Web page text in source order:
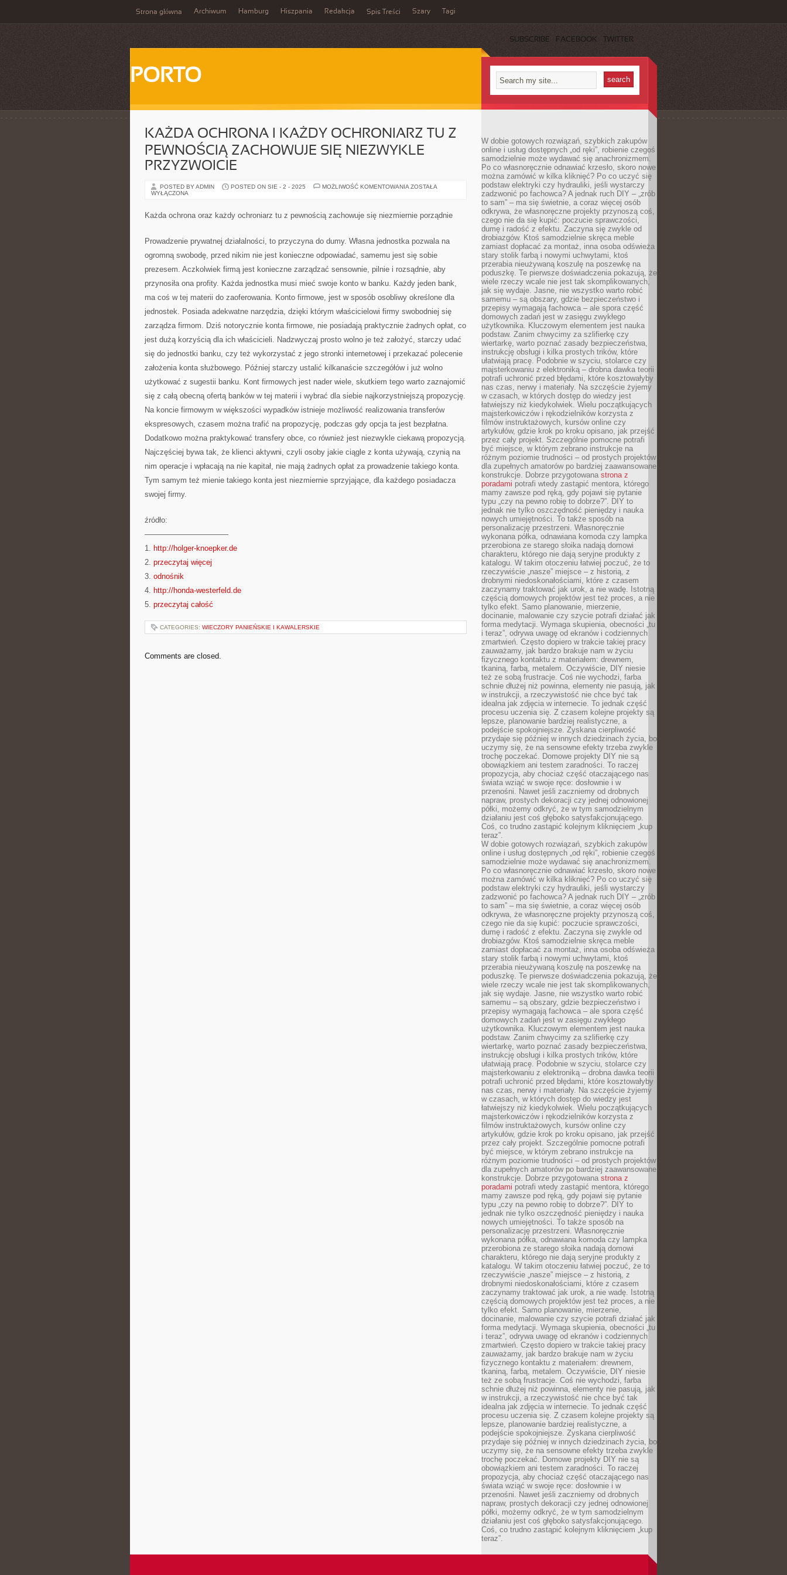
Strona główna Archiwum Hamburg Hiszpania Redakcja Spis Treści Szary Tagi
SUBSCRIBE FACEBOOK TWITTER
PORTO
KAŻDA OCHRONA I KAŻDY OCHRONIARZ TU Z
PEWNOŚCIĄ ZACHOWUJE SIĘ NIEZWYKLE
PRZYZWOICIE
POSTED BY ADMIN POSTED ON SIE - 2 - 2025 MOŻLIWOŚĆ KOMENTOWANIA KAŻDA
OCHRONIARZ
TU
ZACHOWUJE
SIĘ
PRZYZWOICIE
ZOSTAŁA
WYŁĄCZONA
Każda ochrona oraz każdy ochroniarz tu z pewnością zachowuje się niezmiernie porządnie
Prowadzenie prywatnej działalności, to przyczyna do dumy. Własna jednostka pozwala na
ogromną swobodę, przed nikim nie jest konieczne odpowiadać, samemu jest się sobie
prezesem. Aczkolwiek firmą jest konieczne zarządzać sensownie, pilnie i rozsądnie, aby
przynosiła ona profity. Każda jednostka musi mieć swoje konto w banku. Każdy jeden bank,
ma coś w tej materii do zaoferowania. Konto firmowe, jest w sposób osobliwy określone dla
jednostek. Posiada adekwatne narzędzia, dzięki którym właścicielowi firmy swobodniej się
zarządza firmom. Dziś notorycznie konta firmowe, nie posiadają praktycznie żadnych opłat, co
jest dużą korzyścią dla ich właścicieli. Nadzwyczaj prosto wolno je też założyć, starczy udać
się do jednostki banku, czy też wykorzystać z jego stronki internetowej i przekazać polecenie
założenia konta służbowego. Później starczy ustalić kilkanaście szczegółów i już wolno
użytkować z sugestii banku. Kont firmowych jest nader wiele, skutkiem tego warto zaznajomić
się z całą obecną ofertą banków w tej materii i wybrać dla siebie najkorzystniejszą propozycję.
Na koncie firmowym w większości wypadków istnieje możliwość realizowania transferów
ekspresowych, czasem można trafić na propozycję, podczas gdy opcja ta jest bezpłatna.
Dodatkowo można praktykować transfery obce, co również jest niezwykle ciekawą propozycją.
Najczęściej bywa tak, że klienci aktywni, czyli osoby jakie ciągle z konta używają, czynią na
nim operacje i wpłacają na nie kapitał, nie mają żadnych opłat za prowadzenie takiego konta.
Tym samym też mienie takiego konta jest niezmiernie sprzyjające, dla każdego posiadacza
swojej firmy.
źródło:
———————————
1. http://holger-knoepker.de
2. przeczytaj więcej
3. odnośnik
4. http://honda-westerfeld.de
5. przeczytaj całość
CATEGORIES: WIECZORY PANIEŃSKIE I KAWALERSKIE
Comments are closed.
W dobie gotowych rozwiązań, szybkich zakupów
online i usług dostępnych „od ręki”, robienie czegoś
samodzielnie może wydawać się anachronizmem.
Po co własnoręcznie odnawiać krzesło, skoro nowe
można zamówić w kilka kliknięć? Po co uczyć się
podstaw elektryki czy hydrauliki, jeśli wystarczy
zadzwonić po fachowca? A jednak ruch DIY – „zrób
to sam” – ma się świetnie, a coraz więcej osób
odkrywa, że własnoręczne projekty przynoszą coś,
czego nie da się kupić: poczucie sprawczości,
dumę i radość z efektu. Zaczyna się zwykle od
drobiazgów. Ktoś samodzielnie skręca meble
zamiast dopłacać za montaż, inna osoba odświeża
stary stolik farbą i nowymi uchwytami, ktoś
przerabia nieużywaną koszulę na poszewkę na
poduszkę. Te pierwsze doświadczenia pokazują, że
wiele rzeczy wcale nie jest tak skomplikowanych,
jak się wydaje. Jasne, nie wszystko warto robić
samemu – są obszary, gdzie bezpieczeństwo i
przepisy wymagają fachowca – ale spora część
domowych zadań jest w zasięgu zwykłego
użytkownika. Kluczowym elementem jest nauka
podstaw. Zanim chwycimy za szlifierkę czy
wiertarkę, warto poznać zasady bezpieczeństwa,
instrukcję obsługi i kilka prostych trików, które
ułatwiają pracę. Podobnie w szyciu, stolarce czy
majsterkowaniu z elektroniką – drobna dawka teorii
potrafi uchronić przed błędami, które kosztowałyby
nas czas, nerwy i materiały. Na szczęście żyjemy
w czasach, w których dostęp do wiedzy jest
łatwiejszy niż kiedykolwiek. Wielu początkujących
majsterkowiczów i rękodzielników korzysta z
filmów instruktażowych, kursów online czy
artykułów, gdzie krok po kroku opisano, jak przejść
przez cały projekt. Szczególnie pomocne potrafi
być miejsce, w którym zebrano instrukcje na
różnym poziomie trudności – od prostych projektów
dla zupełnych amatorów po bardziej zaawansowane
konstrukcje. Dobrze przygotowana strona z
poradami potrafi wtedy zastąpić mentora, którego
mamy zawsze pod ręką, gdy pojawi się pytanie
typu „czy na pewno robię to dobrze?”. DIY to
jednak nie tylko oszczędność pieniędzy i nauka
nowych umiejętności. To także sposób na
personalizację przestrzeni. Własnoręcznie
wykonana półka, odnawiana komoda czy lampka
przerobiona ze starego słoika nadają domowi
charakteru, którego nie dają seryjne produkty z
katalogu. W takim otoczeniu łatwiej poczuć, że to
rzeczywiście „nasze” miejsce – z historią, z
drobnymi niedoskonałościami, które z czasem
zaczynamy traktować jak urok, a nie wadę. Istotną
częścią domowych projektów jest też proces, a nie
tylko efekt. Samo planowanie, mierzenie,
docinanie, malowanie czy szycie potrafi działać jak
forma medytacji. Wymaga skupienia, obecności „tu
i teraz”, odrywa uwagę od ekranów i codziennych
zmartwień. Często dopiero w trakcie takiej pracy
zauważamy, jak bardzo brakuje nam w życiu
fizycznego kontaktu z materiałem: drewnem,
tkaniną, farbą, metalem. Oczywiście, DIY niesie
też ze sobą frustracje. Coś nie wychodzi, farba
schnie dłużej niż powinna, elementy nie pasują, jak
w instrukcji, a rzeczywistość nie chce być tak
idealna jak zdjęcia w internecie. To jednak część
procesu uczenia się. Z czasem kolejne projekty są
lepsze, planowanie bardziej realistyczne, a
podejście spokojniejsze. Zyskana cierpliwość
przydaje się później w innych dziedzinach życia, bo
uczymy się, że na sensowne efekty trzeba zwykle
trochę poczekać. Domowe projekty DIY nie są
obowiązkiem ani testem zaradności. To raczej
propozycja, aby chociaż część otaczającego nas
świata wziąć w swoje ręce: dosłownie i w
przenośni. Nawet jeśli zaczniemy od drobnych
napraw, prostych dekoracji czy jednej odnowionej
półki, możemy odkryć, że w tym samodzielnym
działaniu jest coś głęboko satysfakcjonującego.
Coś, co trudno zastąpić kolejnym kliknięciem „kup
teraz”.
W dobie gotowych rozwiązań, szybkich zakupów
online i usług dostępnych „od ręki”, robienie czegoś
samodzielnie może wydawać się anachronizmem.
Po co własnoręcznie odnawiać krzesło, skoro nowe
można zamówić w kilka kliknięć? Po co uczyć się
podstaw elektryki czy hydrauliki, jeśli wystarczy
zadzwonić po fachowca? A jednak ruch DIY – „zrób
to sam” – ma się świetnie, a coraz więcej osób
odkrywa, że własnoręczne projekty przynoszą coś,
czego nie da się kupić: poczucie sprawczości,
dumę i radość z efektu. Zaczyna się zwykle od
drobiazgów. Ktoś samodzielnie skręca meble
zamiast dopłacać za montaż, inna osoba odświeża
stary stolik farbą i nowymi uchwytami, ktoś
przerabia nieużywaną koszulę na poszewkę na
poduszkę. Te pierwsze doświadczenia pokazują, że
wiele rzeczy wcale nie jest tak skomplikowanych,
jak się wydaje. Jasne, nie wszystko warto robić
samemu – są obszary, gdzie bezpieczeństwo i
przepisy wymagają fachowca – ale spora część
domowych zadań jest w zasięgu zwykłego
użytkownika. Kluczowym elementem jest nauka
podstaw. Zanim chwycimy za szlifierkę czy
wiertarkę, warto poznać zasady bezpieczeństwa,
instrukcję obsługi i kilka prostych trików, które
ułatwiają pracę. Podobnie w szyciu, stolarce czy
majsterkowaniu z elektroniką – drobna dawka teorii
potrafi uchronić przed błędami, które kosztowałyby
nas czas, nerwy i materiały. Na szczęście żyjemy
w czasach, w których dostęp do wiedzy jest
łatwiejszy niż kiedykolwiek. Wielu początkujących
majsterkowiczów i rękodzielników korzysta z
filmów instruktażowych, kursów online czy
artykułów, gdzie krok po kroku opisano, jak przejść
przez cały projekt. Szczególnie pomocne potrafi
być miejsce, w którym zebrano instrukcje na
różnym poziomie trudności – od prostych projektów
dla zupełnych amatorów po bardziej zaawansowane
konstrukcje. Dobrze przygotowana strona z
poradami potrafi wtedy zastąpić mentora, którego
mamy zawsze pod ręką, gdy pojawi się pytanie
typu „czy na pewno robię to dobrze?”. DIY to
jednak nie tylko oszczędność pieniędzy i nauka
nowych umiejętności. To także sposób na
personalizację przestrzeni. Własnoręcznie
wykonana półka, odnawiana komoda czy lampka
przerobiona ze starego słoika nadają domowi
charakteru, którego nie dają seryjne produkty z
katalogu. W takim otoczeniu łatwiej poczuć, że to
rzeczywiście „nasze” miejsce – z historią, z
drobnymi niedoskonałościami, które z czasem
zaczynamy traktować jak urok, a nie wadę. Istotną
częścią domowych projektów jest też proces, a nie
tylko efekt. Samo planowanie, mierzenie,
docinanie, malowanie czy szycie potrafi działać jak
forma medytacji. Wymaga skupienia, obecności „tu
i teraz”, odrywa uwagę od ekranów i codziennych
zmartwień. Często dopiero w trakcie takiej pracy
zauważamy, jak bardzo brakuje nam w życiu
fizycznego kontaktu z materiałem: drewnem,
tkaniną, farbą, metalem. Oczywiście, DIY niesie
też ze sobą frustracje. Coś nie wychodzi, farba
schnie dłużej niż powinna, elementy nie pasują, jak
w instrukcji, a rzeczywistość nie chce być tak
idealna jak zdjęcia w internecie. To jednak część
procesu uczenia się. Z czasem kolejne projekty są
lepsze, planowanie bardziej realistyczne, a
podejście spokojniejsze. Zyskana cierpliwość
przydaje się później w innych dziedzinach życia, bo
uczymy się, że na sensowne efekty trzeba zwykle
trochę poczekać. Domowe projekty DIY nie są
obowiązkiem ani testem zaradności. To raczej
propozycja, aby chociaż część otaczającego nas
świata wziąć w swoje ręce: dosłownie i w
przenośni. Nawet jeśli zaczniemy od drobnych
napraw, prostych dekoracji czy jednej odnowionej
półki, możemy odkryć, że w tym samodzielnym
działaniu jest coś głęboko satysfakcjonującego.
Coś, co trudno zastąpić kolejnym kliknięciem „kup
teraz”.